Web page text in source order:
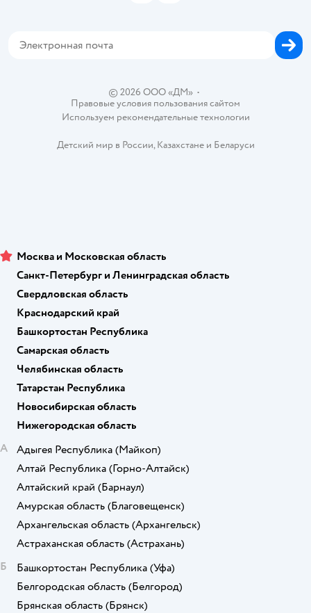
© 2026 ООО «ДМ»•
Правовые условия пользования сайтом
Используем рекомендательные технологии
Детский мир в России,Казахстанеи Беларуси
Москва и Московская область
Санкт-Петербург и Ленинградская область
Свердловская область
Краснодарский край
Башкортостан Республика
Самарская область
Челябинская область
Татарстан Республика
Новосибирская область
Нижегородская область
А
Адыгея Республика (Майкоп)
Алтай Республика (Горно-Алтайск)
Алтайский край (Барнаул)
Амурская область (Благовещенск)
Архангельская область (Архангельск)
Астраханская область (Астрахань)
Б
Башкортостан Республика (Уфа)
Белгородская область (Белгород)
Брянская область (Брянск)